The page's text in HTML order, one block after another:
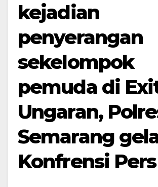
kejadian
penyerangan
sekelompok
pemuda di
Ungaran,
Semarang
Konfrensi Pers